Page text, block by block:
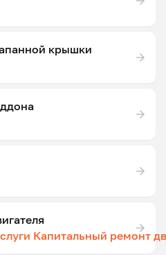
крышки
Капитальный ремонт